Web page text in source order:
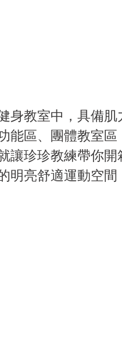
身教室中，具備
能區、團體教室
讓珍珍教練帶你
明亮舒適運動空間